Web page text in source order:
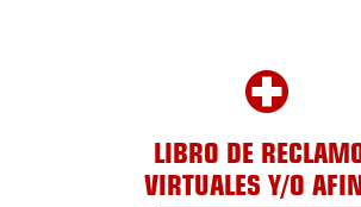
LIBRO DE
VIRTUALES Y/O